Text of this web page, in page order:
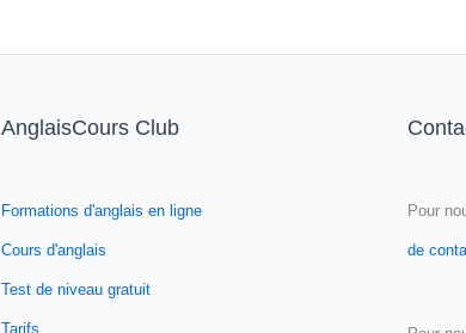
AnglaisCours Club
Formations d'anglais en ligne
Cours d'anglais
Test de niveau gratuit
Tarifs
Pour
de